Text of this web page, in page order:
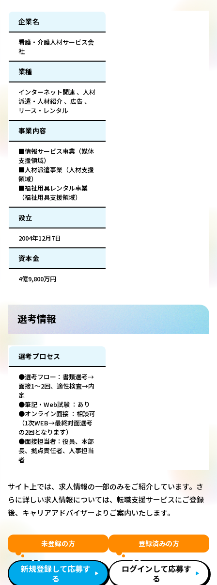
企業名
看護・介護人材サービス会
社
業種
インターネット関連 、人材
派遣・人材紹介 、広告 、
リース・レンタル
事業内容
■情報サービス事業（媒体
支援領域）
■人材派遣事業（人材支援
領域）
■福祉用具レンタル事業
（福祉用具支援領域）
設立
2004年12月7日
資本金
4億9,800万円
選考情報
選考プロセス
●選考フロー：書類選考→
面接1～2回、適性検査→内
定
●筆記・Web試験 ：あり
●オンライン面接 ：相談可
（1次WEB→最終対面選考
の2回となります）
●面接担当者：役員、本部
長、拠点責任者、人事担当
者
サイト上では、求人情報の一部のみをご紹介しています。さ
らに詳しい求人情報については、転職支援サービスにご登録
後、キャリアアドバイザーよりご案内いたします。
未登録の方
新規登録して応募す
る
登録済みの方
ログインして応募す
る